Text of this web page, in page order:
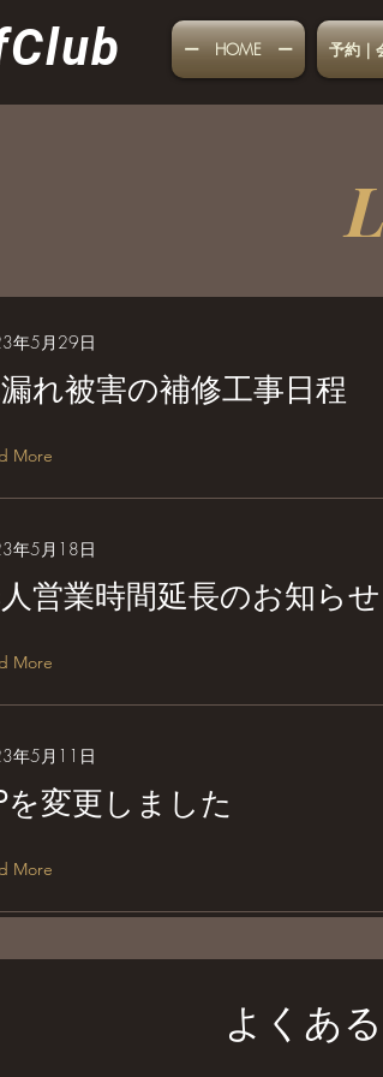
ー HOME ー 予約｜
年5月29日
れ被害の補修工事日程
More
年5月18日
営業時間延長のお知らせ
More
年5月11日
を変更しました
More
よくあ